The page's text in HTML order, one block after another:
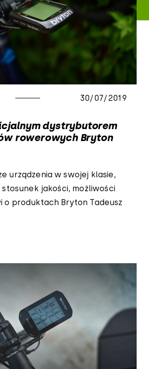
30/07/2019
dystrybutorem
rowerowych Bryton
urządzenia w swojej klasie,
stosunek jakości, możliwości
o produktach Bryton Tadeusz